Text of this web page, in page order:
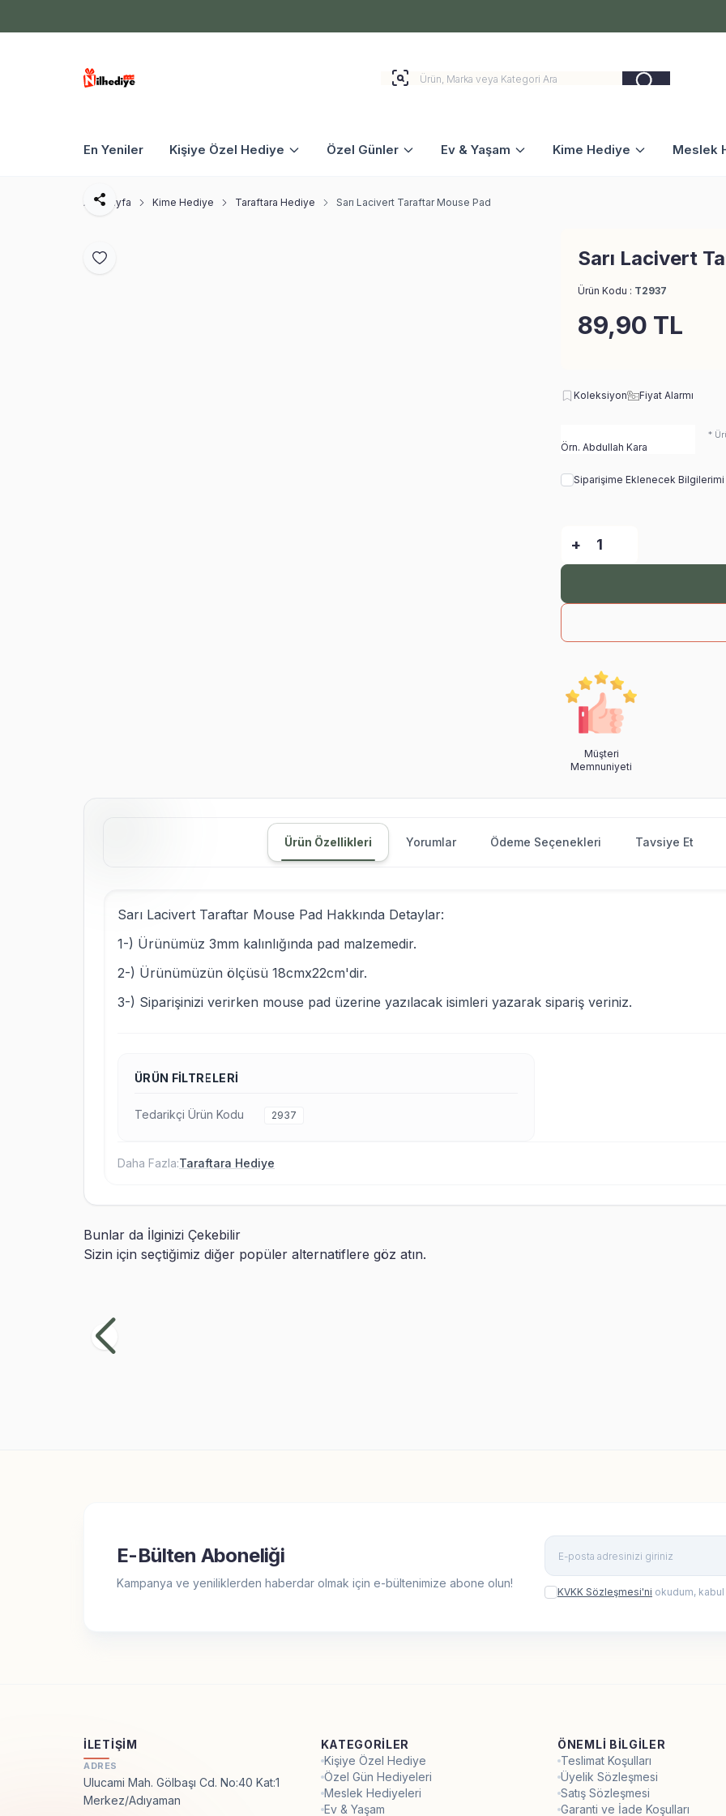
En Yeniler Kişiye Özel Hediye Özel Günler Ev & Yaşam Kime Hediye Meslek
Ana Sayfa Kime Hediye Taraftara Hediye Sarı Lacivert Taraftar Mouse Pad
Favoriye Ekle
Paylaş
Sarı Lacivert
Ürün Kodu : T2937
89,90 TL
Koleksiyon Fiyat Alarmı
*
Siparişime Eklenecek
-
+
Müşteri
Memnuniyeti
Ürün Özellikleri Yorumlar Ödeme Seçenekleri Tavsiye Et
Sarı Lacivert Taraftar Mouse Pad Hakkında Detaylar:
1-) Ürünümüz 3mm kalınlığında pad malzemedir.
2-) Ürünümüzün ölçüsü 18cmx22cm'dir.
3-) Siparişinizi verirken mouse pad üzerine yazılacak isimleri yazarak sipariş veriniz.
ÜRÜN FILTRELERI
Tedarikçi Ürün Kodu 2937
Daha Fazla:Taraftara Hediye
Bunlar da İlginizi Çekebilir
Sizin için seçtiğimiz diğer popüler alternatiflere göz atın.
Bardak
499,99
E-Bülten Aboneliği
Kampanya ve yeniliklerden haberdar olmak için e-bültenimize abone olun!
KVKK Sözleşmesi'ni okudum,
İLETIŞIM
ADRES
Ulucami Mah. Gölbaşı Cd. No:40 Kat:1
Merkez/Adıyaman
KATEGORILER
Kişiye Özel Hediye
Özel Gün Hediyeleri
Meslek Hediyeleri
Ev & Yaşam
ÖNEMLI BILGILER
Teslimat Koşulları
Üyelik Sözleşmesi
Satış Sözleşmesi
Garanti ve İade Koşulları